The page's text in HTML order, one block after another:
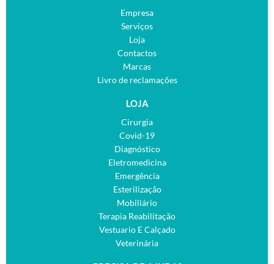
Empresa
Serviços
Loja
Contactos
Marcas
Livro de reclamações
LOJA
Cirurgia
Covid-19
Diagnóstico
Eletromedicina
Emergência
Esterilização
Mobiliário
Terapia Reabilitação
Vestuario E Calçado
Veterinária